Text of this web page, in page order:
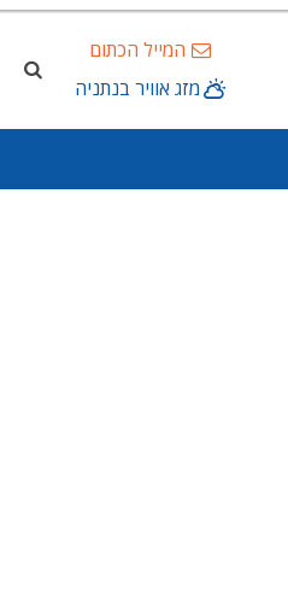
המייל הכתום
מזג אוויר בנתניה